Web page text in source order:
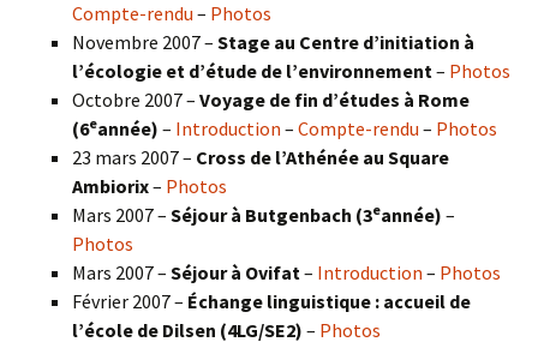
Compte-rendu – Photos
Novembre 2007 – Stage au Centre d’initiation à
l’écologie et d’étude de l’environnement– Photos
Octobre 2007 – Voyage de fin d’études à Rome
(6eannée) – Introduction – Compte-rendu – Photos
23 mars 2007 – Cross de l’Athénée au Square
Ambiorix– Photos
Mars 2007 – Séjour à Butgenbach (3eannée) –
Photos
Mars 2007 – Séjour à Ovifat– Introduction – Photos
Février 2007 – Échange linguistique : accueil de
l’école de Dilsen (4LG/SE2) – Photos